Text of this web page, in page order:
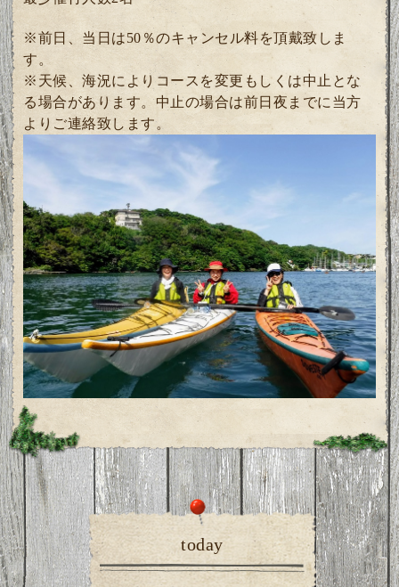
※前日、当日は50％のキャンセル料を頂戴致しま
す。
※天候、海況によりコースを変更もしくは中止とな
る場合があります。中止の場合は前日夜までに当方
よりご連絡致します。
today